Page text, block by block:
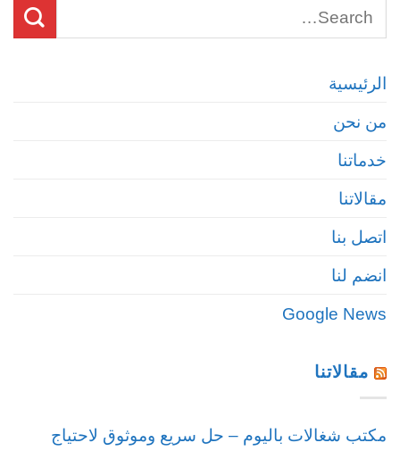
الرئيسية
من نحن
خدماتنا
مقالاتنا
اتصل بنا
انضم لنا
Google News
مقالاتنا
مكتب شغالات باليوم – حل سريع وموثوق لاحتياج